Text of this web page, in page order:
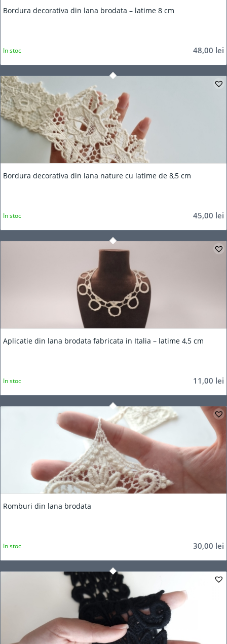
Bordura decorativa din lana brodata – latime 8 cm
48,00 lei
In stoc
Bordura decorativa din lana nature cu latime de 8,5 cm
45,00 lei
In stoc
Aplicatie din lana brodata fabricata in Italia – latime 4,5 cm
11,00 lei
In stoc
Romburi din lana brodata
30,00 lei
In stoc